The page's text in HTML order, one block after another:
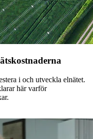
i och utveckla elnätet.
här varför